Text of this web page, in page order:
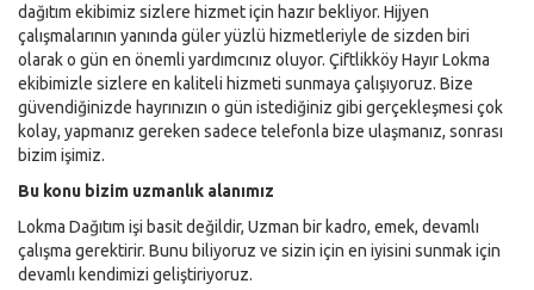
dağıtım ekibimiz sizlere hizmet için hazır bekliyor. Hijyen
çalışmalarının yanında güler yüzlü hizmetleriyle de sizden biri
olarak o gün en önemli yardımcınız oluyor. Çiftlikköy Hayır Lokma
ekibimizle sizlere en kaliteli hizmeti sunmaya çalışıyoruz. Bize
güvendiğinizde hayrınızın o gün istediğiniz gibi gerçekleşmesi çok
kolay, yapmanız gereken sadece telefonla bize ulaşmanız, sonrası
bizim işimiz.
Bu konu bizim uzmanlık alanımız
Lokma Dağıtım işi basit değildir, Uzman bir kadro, emek, devamlı
çalışma gerektirir. Bunu biliyoruz ve sizin için en iyisini sunmak için
devamlı kendimizi geliştiriyoruz.